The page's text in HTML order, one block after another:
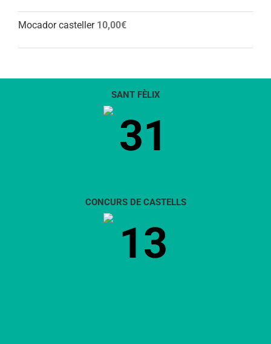
Mocador casteller 10,00€
SANT FÈLIX
31
CONCURS DE CASTELLS
13